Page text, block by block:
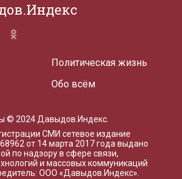
Политическая жизнь
Обо всём
© 2024 Давыдов.Индекс.
СМИ сетевое издание
от 14 марта 2017 года выдано
по надзору в сфере связи,
и массовых коммуникаций
ООО «Давыдов.Индекс».